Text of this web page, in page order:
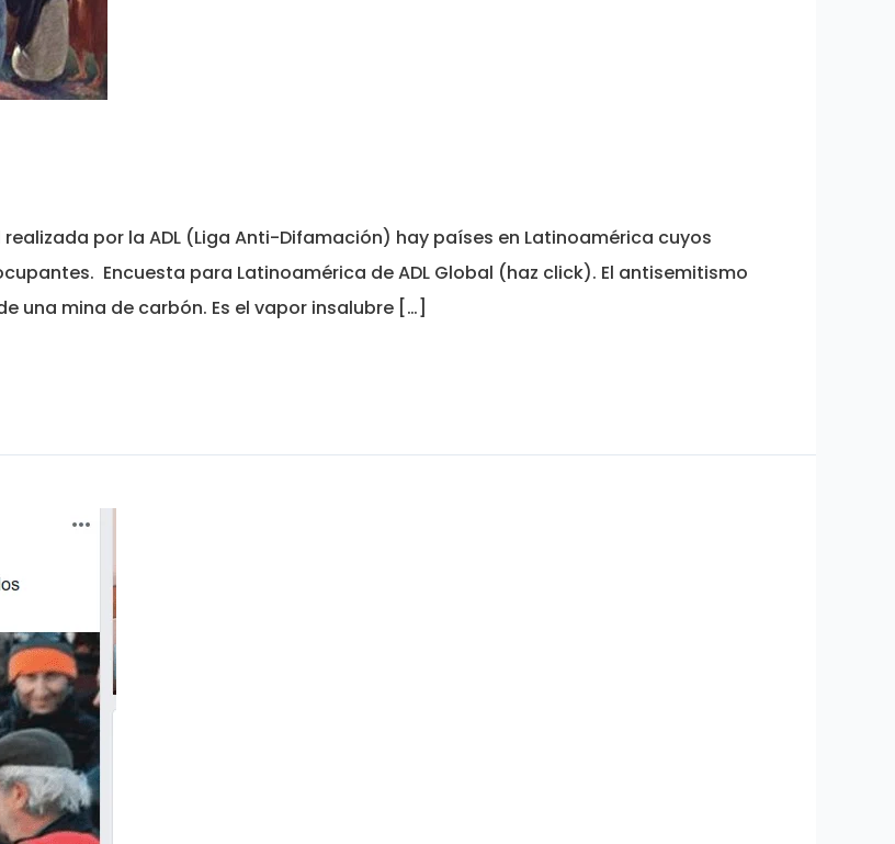
por la ADL (Liga Anti-Difamación) hay países en Latinoamérica cuyos
Encuesta para Latinoamérica de ADL Global (haz click). El antisemitismo
una mina de carbón. Es el vapor insalubre […]